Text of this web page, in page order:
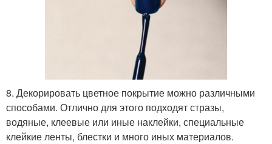
8. Декорировать цветное покрытие можно различными
способами. Отлично для этого подходят стразы,
водяные, клеевые или иные наклейки, специальные
клейкие ленты, блестки и много иных материалов.